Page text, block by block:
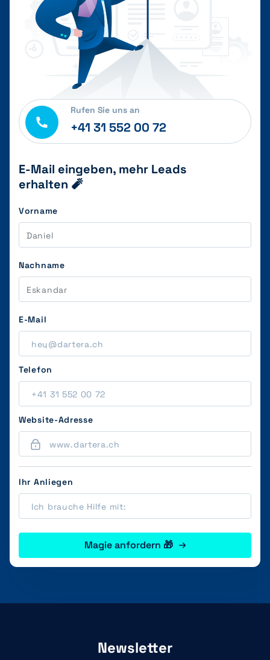
Rufen Sie uns an
+41 31 552 00 72
E-Mail eingeben, mehr Leads
erhalten 🧨
Vorname
Nachname
E-Mail
Telefon
Website-Adresse
Ihr Anliegen
Magie anfordern 🎁
Newsletter